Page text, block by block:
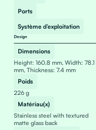
Ports
Système d’exploitation
Design
Dimensions
Height: 160.8 mm, Width: 78.1
mm, Thickness: 7.4 mm
Poids
226 g
Matériau(x)
Stainless steel with textured
matte glass back